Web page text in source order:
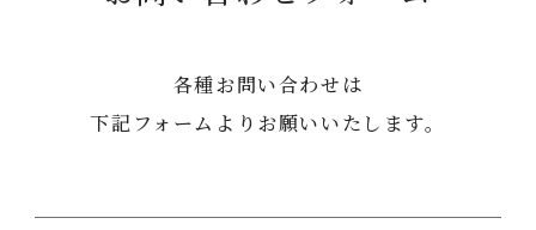
各種お問い合わせは
下記フォームよりお願いいたします。